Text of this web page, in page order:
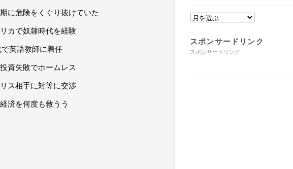
危険をくぐり抜けていた
カで奴隷時代を経験
英語教師に着任
資失敗でホームレス
ス相手に対等に交渉
済を何度も救うう
スポンサードリンク
スポンサードリンク